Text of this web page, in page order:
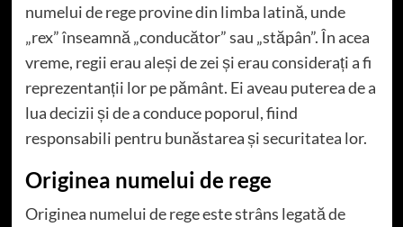
numelui de rege provine din limba latină, unde
„rex” înseamnă „conducător” sau „stăpân”. În acea
vreme, regii erau aleși de zei și erau considerați a fi
reprezentanții lor pe pământ. Ei aveau puterea de a
lua decizii și de a conduce poporul, fiind
responsabili pentru bunăstarea și securitatea lor.
Originea numelui de rege
Originea numelui de rege este strâns legată de